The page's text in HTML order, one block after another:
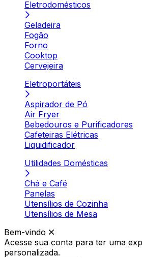
Eletrodomésticos
Geladeira
Fogão
Forno
Cooktop
Cervejeira
Eletroportáteis
Aspirador de Pó
Air Fryer
Bebedouros e Purificadores
Cafeteiras Elétricas
Liquidificador
Utilidades Domésticas
Chá e Café
Panelas
Utensílios de Cozinha
Utensílios de Mesa
Bem-vindo
Acesse sua conta para ter uma
personalizada.